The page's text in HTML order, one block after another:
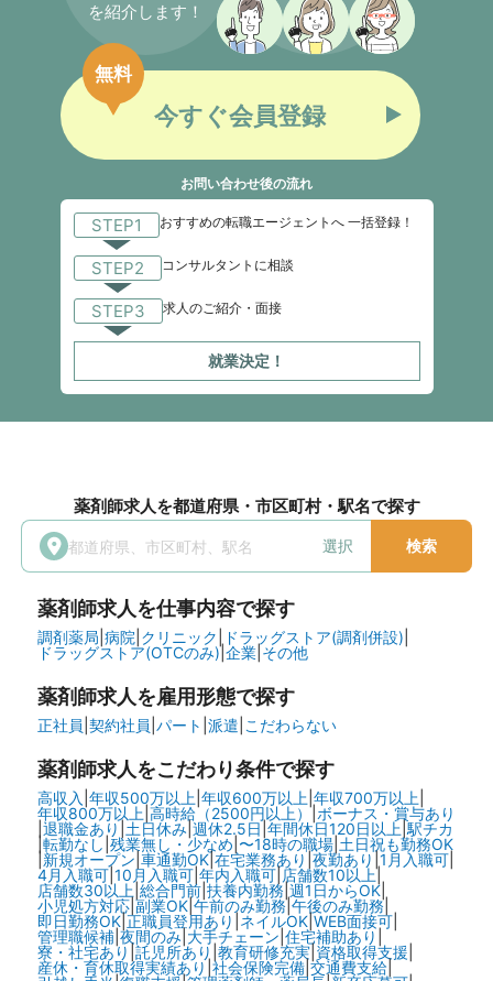
を紹介します！
今すぐ会員登録
無料
お問い合わせ後の流れ
STEP1 おすすめの転職エージェントへ 一括登録！
STEP2 コンサルタントに相談
STEP3 求人のご紹介・面接
就業決定！
薬剤師求人を都道府県・市区町村・駅名で探す
選択 検索
薬剤師求人を仕事内容で探す
調剤薬局 病院 クリニック ドラッグストア(調剤併設)
ドラッグストア(OTCのみ)| 企業| その他
薬剤師求人を雇用形態で探す
正社員 契約社員 パート 派遣 こだわらない
薬剤師求人をこだわり条件で探す
高収入 年収500万以上 年収600万以上 年収700万以上
年収800万以上 高時給（2500円以上）| ボーナス・賞与あり
退職金あり 土日休み| 週休2.5日 年間休日120日以上 駅チカ
|転勤なし 残業無し・少なめ 〜18時の職場| 土日祝も勤務OK
|新規オープン 車通勤OK|在宅業務あり 夜勤あり 1月入職可|
4月入職可| 10月入職可| 年内入職可| 店舗数10以上|
店舗数30以上 総合門前| 扶養内勤務 週1日からOK|
小児処方対応| 副業OK| 午前のみ勤務| 午後のみ勤務|
即日勤務OK| 正職員登用あり ネイルOK| WEB面接可|
管理職候補| 夜間のみ| 大手チェーン 住宅補助あり
寮・社宅あり 託児所あり 教育研修充実| 資格取得支援
産休・育休取得実績あり 社会保険完備| 交通費支給|